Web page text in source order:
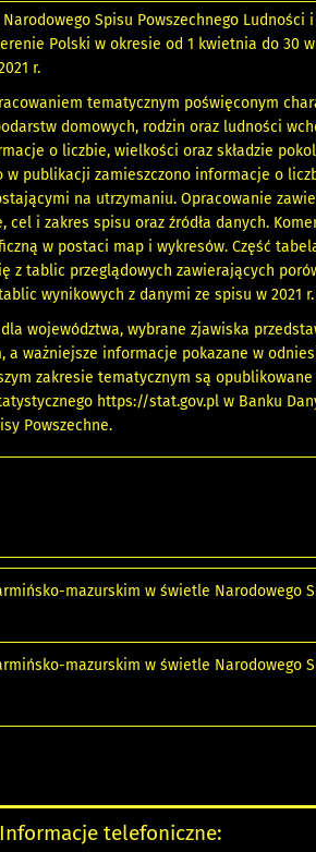
Spisu Powszechnego Ludności i
Polski w okresie od 1 kwietnia do 30
r.
tematycznym poświęconym
domowych, rodzin oraz ludności
o liczbie, wielkości oraz składzie
w publikacji zamieszczono informacje o
na utrzymaniu. Opracowanie
i zakres spisu oraz źródła danych.
w postaci map i wykresów. Część
z tablic przeglądowych zawierających
wynikowych z danymi ze spisu w 2021 r.
województwa, wybrane zjawiska
a ważniejsze informacje pokazane w
zakresie tematycznym są
https://stat.gov.pl w Banku
Powszechne.
mazurskim w świetle Narodowego
mazurskim w świetle Narodowego
Informacje telefoniczne: